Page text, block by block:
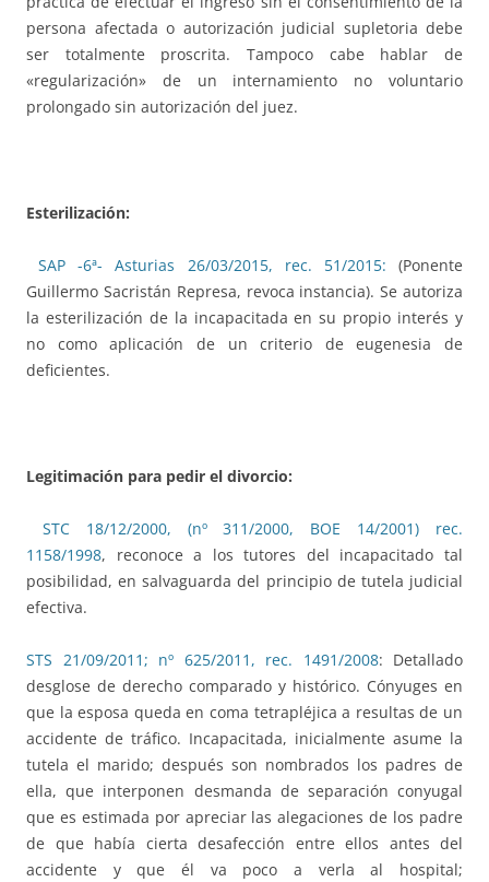
persona afectada o autorización judicial supletoria debe
ser totalmente proscrita. Tampoco cabe hablar de
«regularización» de un internamiento no voluntario
prolongado sin autorización del juez.
Esterilización:
SAP -6ª- Asturias 26/03/2015, rec. 51/2015: (Ponente
Guillermo Sacristán Represa, revoca instancia). Se autoriza
la esterilización de la incapacitada en su propio interés y
no como aplicación de un criterio de eugenesia de
deficientes.
Legitimación para pedir el divorcio:
STC 18/12/2000, (nº 311/2000, BOE 14/2001) rec.
1158/1998, reconoce a los tutores del incapacitado tal
posibilidad, en salvaguarda del principio de tutela judicial
efectiva.
STS 21/09/2011; nº 625/2011, rec. 1491/2008: Detallado
desglose de derecho comparado y histórico. Cónyuges en
que la esposa queda en coma tetrapléjica a resultas de un
accidente de tráfico. Incapacitada, inicialmente asume la
tutela el marido; después son nombrados los padres de
ella, que interponen desmanda de separación conyugal
que es estimada por apreciar las alegaciones de los padre
de que había cierta desafección entre ellos antes del
accidente y que él va poco a verla al hospital;